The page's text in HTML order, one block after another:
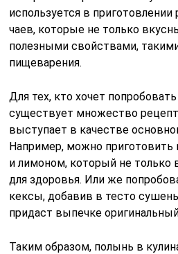
используется в
чаев, которые не только
полезными свойствами,
пищеварения.
Для тех, кто хочет
существует множество
выступает в качестве
Например, можно
и лимоном, который не только
для здоровья. Или же
кексы, добавив в тесто
придаст выпечке
Таким образом, полынь в